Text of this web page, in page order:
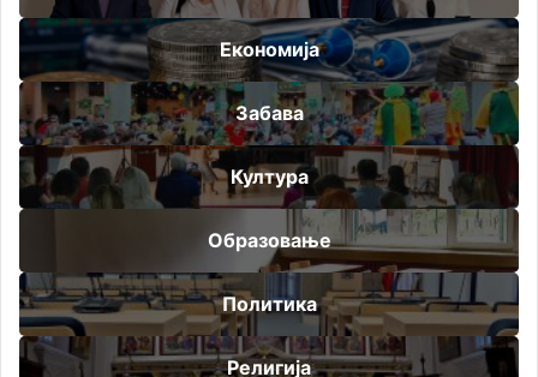
Економија
Забава
Култура
Образовање
Политика
Религија